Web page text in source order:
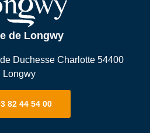
de Longwy
Duchesse Charlotte 54400
Longwy
82 44 54 00